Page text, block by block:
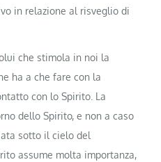
in relazione al risveglio di
che stimola in noi la
ha a che fare con la
con lo Spirito. La
dello Spirito, e non a caso
sotto il cielo del
assume molta importanza,